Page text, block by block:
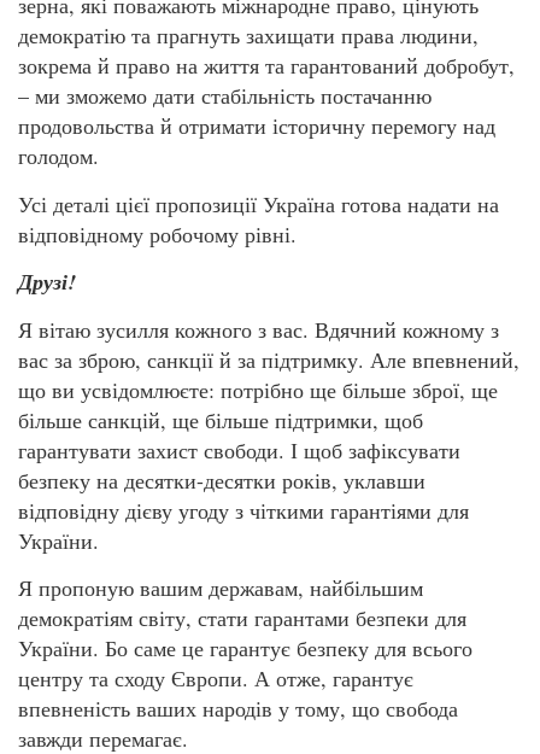
демократію та прагнуть захищати права людини,
зокрема й право на життя та гарантований добробут,
– ми зможемо дати стабільність постачанню
продовольства й отримати історичну перемогу над
голодом.
Усі деталі цієї пропозиції Україна готова надати на
відповідному робочому рівні.
Друзі!
Я вітаю зусилля кожного з вас. Вдячний кожному з
вас за зброю, санкції й за підтримку. Але впевнений,
що ви усвідомлюєте: потрібно ще більше зброї, ще
більше санкцій, ще більше підтримки, щоб
гарантувати захист свободи. І щоб зафіксувати
безпеку на десятки-десятки років, уклавши
відповідну дієву угоду з чіткими гарантіями для
України.
Я пропоную вашим державам, найбільшим
демократіям світу, стати гарантами безпеки для
України. Бо саме це гарантує безпеку для всього
центру та сходу Європи. А отже, гарантує
впевненість ваших народів у тому, що свобода
завжди перемагає.